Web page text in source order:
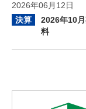
2026年06月12日
決算
2026年10
料